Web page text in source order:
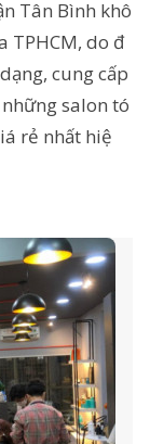
Tân Bình khô
TPHCM, do đ
cung cấp
salon tó
rẻ nhất hiệ